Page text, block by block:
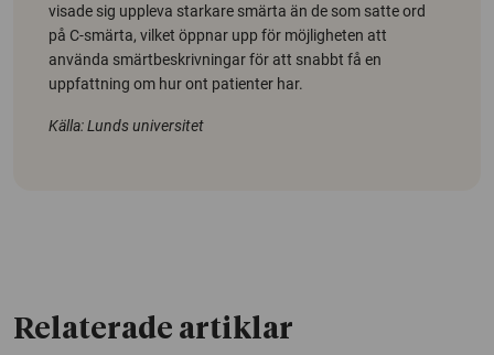
visade sig uppleva starkare smärta än de som satte ord
på C-smärta, vilket öppnar upp för möjligheten att
använda smärtbeskrivningar för att snabbt få en
uppfattning om hur ont patienter har.
Källa: Lunds universitet
Relaterade artiklar